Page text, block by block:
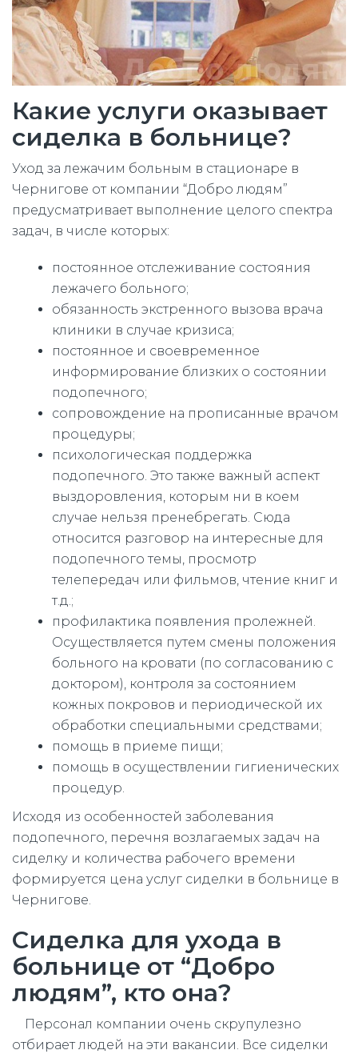
Какие услуги оказывает
сиделка в больнице?
Уход за лежачим больным в стационаре в
Чернигове от компании “Добро людям”
предусматривает выполнение целого спектра
задач, в числе которых:
постоянное отслеживание состояния
лежачего больного;
обязанность экстренного вызова врача
клиники в случае кризиса;
постоянное и своевременное
информирование близких о состоянии
подопечного;
сопровождение на прописанные врачом
процедуры;
психологическая поддержка
подопечного. Это также важный аспект
выздоровления, которым ни в коем
случае нельзя пренебрегать. Сюда
относится разговор на интересные для
подопечного темы, просмотр
телепередач или фильмов, чтение книг и
т.д.;
профилактика появления пролежней.
Осуществляется путем смены положения
больного на кровати (по согласованию с
доктором), контроля за состоянием
кожных покровов и периодической их
обработки специальными средствами;
помощь в приеме пищи;
помощь в осуществлении гигиенических
процедур.
Исходя из особенностей заболевания
подопечного, перечня возлагаемых задач на
сиделку и количества рабочего времени
формируется цена услуг сиделки в больнице в
Чернигове.
Сиделка для ухода в
больнице от “Добро
людям”, кто она?
Персонал компании очень скрупулезно
отбирает людей на эти вакансии. Все сиделки